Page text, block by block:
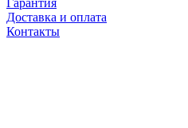
Гарантия
Доставка и оплата
Контакты